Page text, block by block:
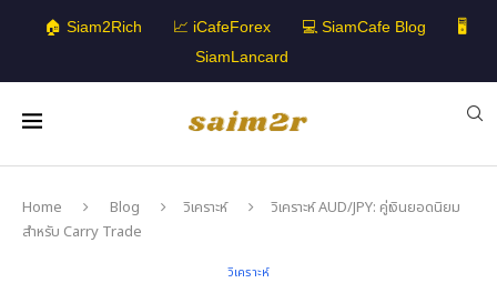
🏠 Siam2Rich 📈 iCafeForex 💻 SiamCafe Blog
🖥️
SiamLancard
Home Blog วิเคราะห์
วิเคราะห์ AUD/JPY: คู่เงินยอดนิยม
สำหรับ Carry Trade
วิเคราะห์